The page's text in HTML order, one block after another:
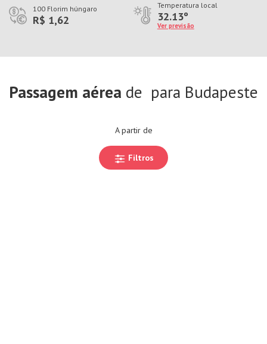
100 Florim húngaro
R$ 1,62
Temperatura local
32.13º
Ver previsão
Passagem aérea de para Budapeste
A partir de
Filtros